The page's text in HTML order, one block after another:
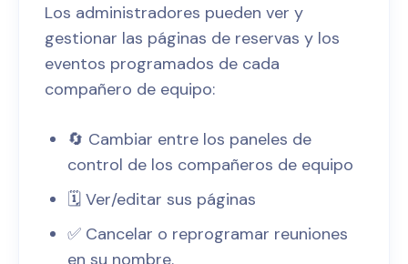
Los administradores pueden ver y
gestionar las páginas de reservas y los
eventos programados de cada
compañero de equipo:
🔄 Cambiar entre los paneles de
control de los compañeros de equipo
🗓️ Ver/editar sus páginas
✅ Cancelar o reprogramar reuniones
en su nombre.